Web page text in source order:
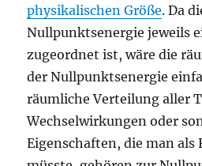
physikalischen Größe. Da
Nullpunktsenergie jeweils
zugeordnet ist, wäre die
der Nullpunktsenergie
räumliche Verteilung aller
Wechselwirkungen oder
Eigenschaften, die man als